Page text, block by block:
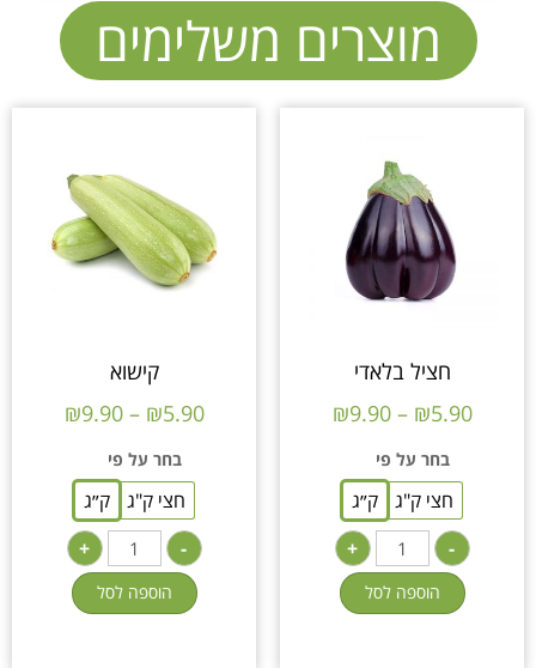
מוצרים משלימים
חציל בלאדי
₪5.90
–
₪9.90
בחר על פי
חצי ק"ג
ק״ג
-
+
הוספה לסל
קישוא
₪5.90
–
₪9.90
בחר על פי
חצי ק"ג
ק״ג
-
+
הוספה לסל